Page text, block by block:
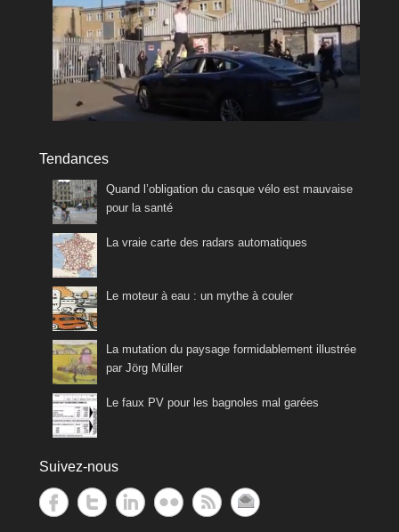
Tendances
Quand l’obligation du casque vélo est mauvaise
pour la santé
La vraie carte des radars automatiques
Le moteur à eau : un mythe à couler
La mutation du paysage formidablement illustrée
par Jörg Müller
Le faux PV pour les bagnoles mal garées
Suivez-nous